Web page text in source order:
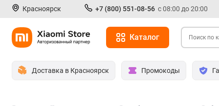
Красноярск +7 (800) 551-08-56 с 08:00 до 20:00
Каталог
Доставка в Красноярск Промокоды